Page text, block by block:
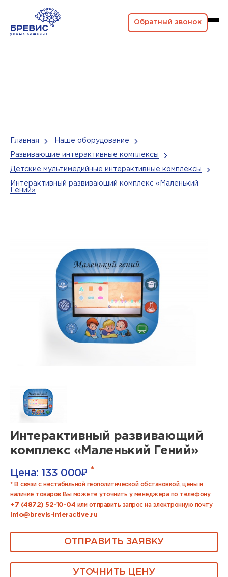
Обратный звонок
Главная Наше оборудование
Развивающие интерактивные комплексы
Детские мультимедийные интерактивные комплексы
Интерактивный развивающий комплекс «Маленький
Гений»
Интерактивный развивающий
комплекс «Маленький Гений»
Цена: 133 000₽ *
* В связи с нестабильной геополитической обстановкой, цены и
наличие товаров Вы можете уточнить у менеджера по телефону
+7 (4872) 52-10-04 или отправить запрос на электронную почту
info@brevis-interactive.ru
ОТПРАВИТЬ ЗАЯВКУ
УТОЧНИТЬ ЦЕНУ